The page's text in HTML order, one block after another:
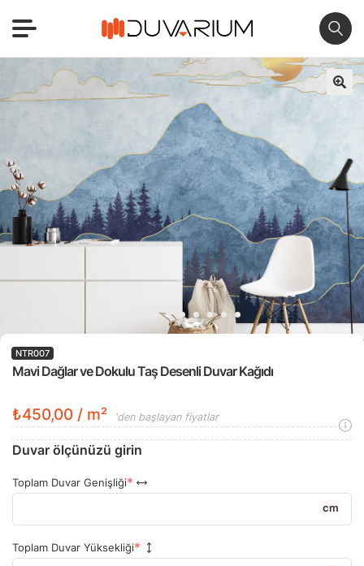
Mavi Dağlar ve Dokulu Taş Desenli Duvar Kağıdı
NTR007
₺450,00 / m² 'den başlayan fiyatlar
Duvar ölçünüzü girin
Toplam Duvar Genişliği
cm
Toplam Duvar Yüksekliği